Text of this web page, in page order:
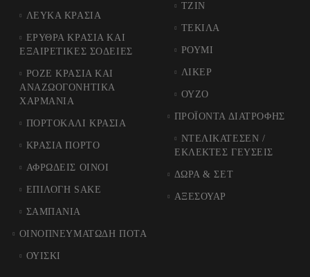
ΛΕΥΚΑ ΚΡΑΣΙΑ
ΕΡΥΘΡΑ ΚΡΑΣΙΑ ΚΑΙ
ΕΞΑΙΡΕΤΙΚΕΣ ΣΟΔΕΙΕΣ
ΡΟΖΕ ΚΡΑΣΙΑ ΚΑΙ
ΑΝΑΖΩΟΓΟΝΗΤΙΚΑ
ΧΑΡΜΑΝΙΑ
ΠΟΡΤΟΚΑΛΙ ΚΡΑΣΙΑ
ΚΡΑΣΙΑ ΠΟΡΤΟ
ΑΦΡΩΔΕΙΣ ΟΙΝΟΙ
ΕΠΙΛΟΓΗ SAKE
ΣΑΜΠΑΝΙΑ
ΟΙΝΟΠΝΕΥΜΑΤΩΔΗ ΠΟΤΑ
ΟΥΙΣΚΙ
ΤΖΙΝ
ΤΕΚΙΛΑ
ΡΟΥΜΙ
ΛΙΚΕΡ
ΟΥΖΟ
ΠΡΟΪΟΝΤΑ ΔΙΑΤΡΟΦΗΣ
ΝΤΕΛΙΚΑΤΕΣΕΝ /
ΕΚΛΕΚΤΕΣ ΓΕΥΣΕΙΣ
ΔΩΡΑ & ΣΕΤ
ΑΞΕΣΟΥΑΡ